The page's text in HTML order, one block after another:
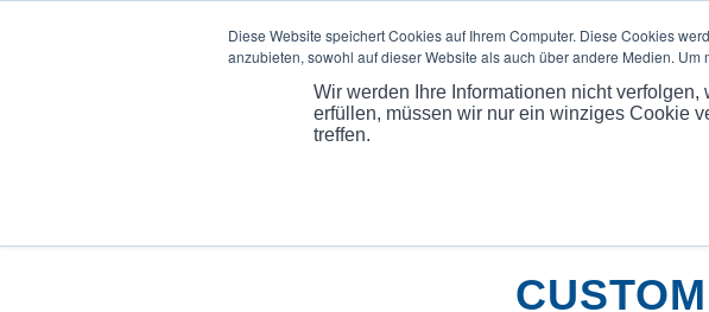
Diese Website speichert Cookies auf Ihrem Computer. Diese Cookies
anzubieten, sowohl auf dieser Website als auch über andere Medien.
Wir werden Ihre Informationen nicht
erfüllen, müssen wir nur ein winziges Cookie
treffen.
ÜBER UNS